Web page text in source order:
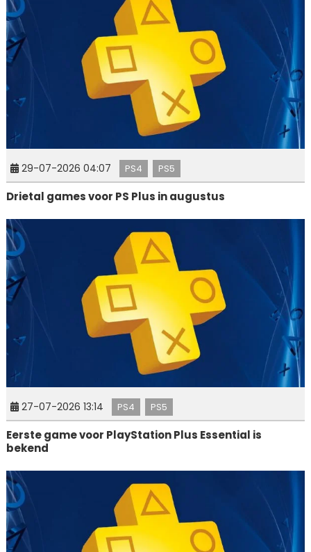
29-07-2026 04:07 PS4 PS5
Drietal games voor PS Plus in augustus
27-07-2026 13:14 PS4 PS5
Eerste game voor PlayStation Plus Essential is
bekend